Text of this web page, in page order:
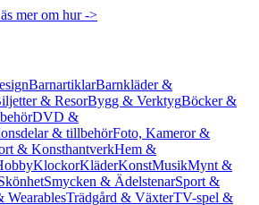
mer om hur ->
BarnartiklarBarnkläder &
& ResorBygg & VerktygBöcker &
DVD &
& tillbehörFoto, Kameror &
& KonsthantverkHem &
KlockorKläderKonstMusikMynt &
Smycken & ÄdelstenarSport &
WearablesTrädgård & VäxterTV-spel &